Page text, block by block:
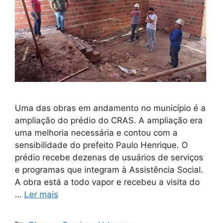
Uma das obras em andamento no município é a
ampliação do prédio do CRAS. A ampliação era
uma melhoria necessária e contou com a
sensibilidade do prefeito Paulo Henrique. O
prédio recebe dezenas de usuários de serviços
e programas que integram à Assistência Social.
A obra está a todo vapor e recebeu a visita do
… Ler mais